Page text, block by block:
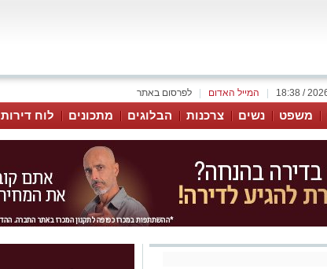
לפרסום באתר המייל האדום
משפט נשים צרכנות הבלוגים מתכונים לוח דירות